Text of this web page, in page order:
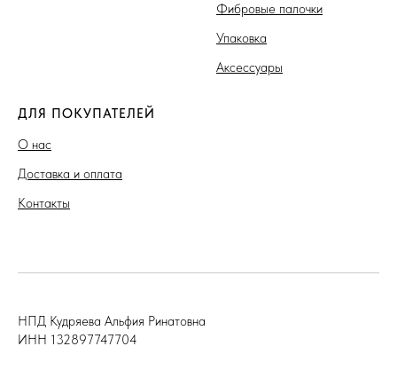
Фибровые палочки
Упаковка
Аксессуары
ДЛЯ ПОКУПАТЕЛЕЙ
О нас
Доставка и оплата
Контакты
НПД Кудряева Альфия Ринатовна
ИНН 132897747704